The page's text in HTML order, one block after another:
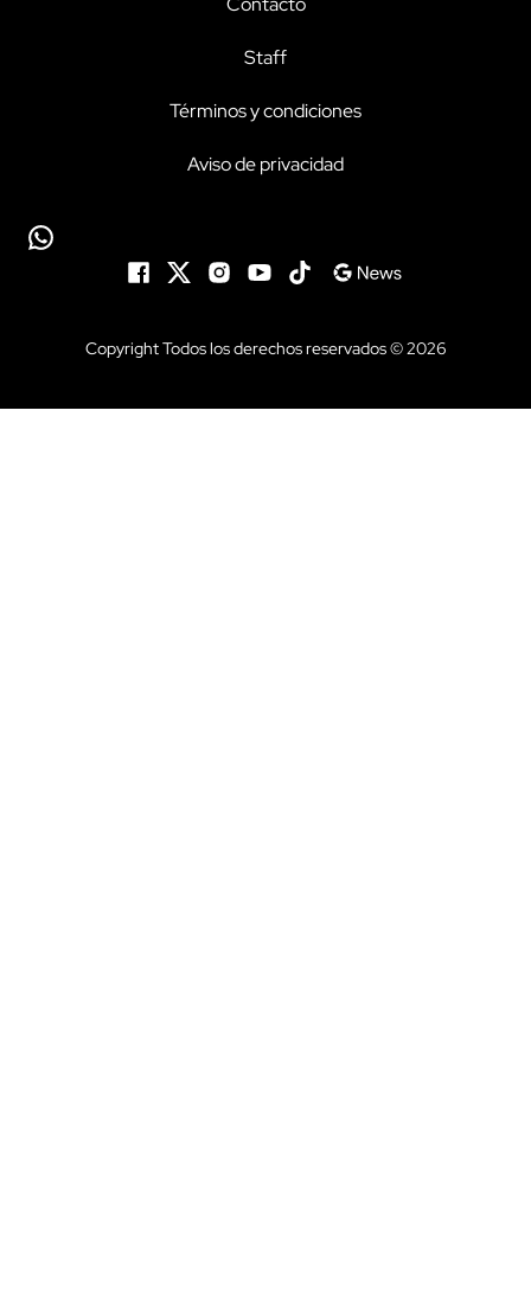
Staff
Términos y condiciones
Aviso de privacidad
Copyright Todos los derechos reservados © 2026